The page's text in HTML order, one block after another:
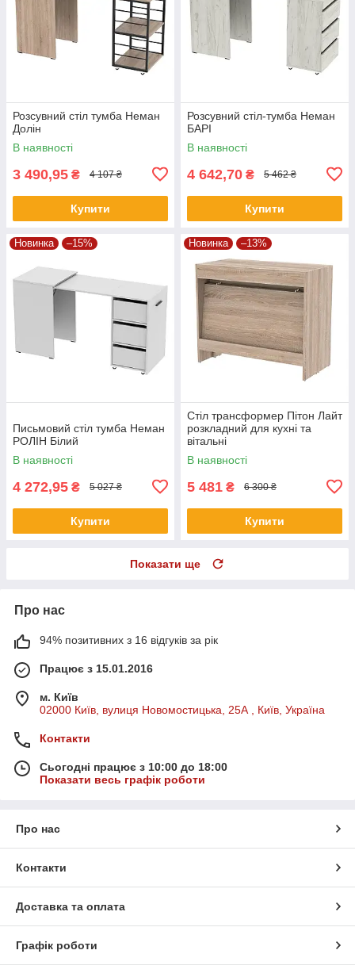
Розсувний стіл тумба Неман
Долін
В наявності
3 490,95 ₴ 4 107 ₴
Купити
Розсувний стіл-тумба Неман
БАРІ
В наявності
4 642,70 ₴ 5 462 ₴
Купити
Новинка –15%
Письмовий стіл тумба Неман
РОЛІН Білий
В наявності
4 272,95 ₴ 5 027 ₴
Купити
Новинка –13%
Стіл трансформер Пітон Лайт
розкладний для кухні та
вітальні
В наявності
5 481 ₴ 6 300 ₴
Купити
Показати ще
Про нас
94% позитивних з 16 відгуків за рік
Працює з 15.01.2016
м. Київ
02000 Київ, вулиця Новомостицька, 25А , Київ, Україна
Контакти
Сьогодні працює з 10:00 до 18:00
Показати весь графік роботи
Про нас
Контакти
Доставка та оплата
Графік роботи